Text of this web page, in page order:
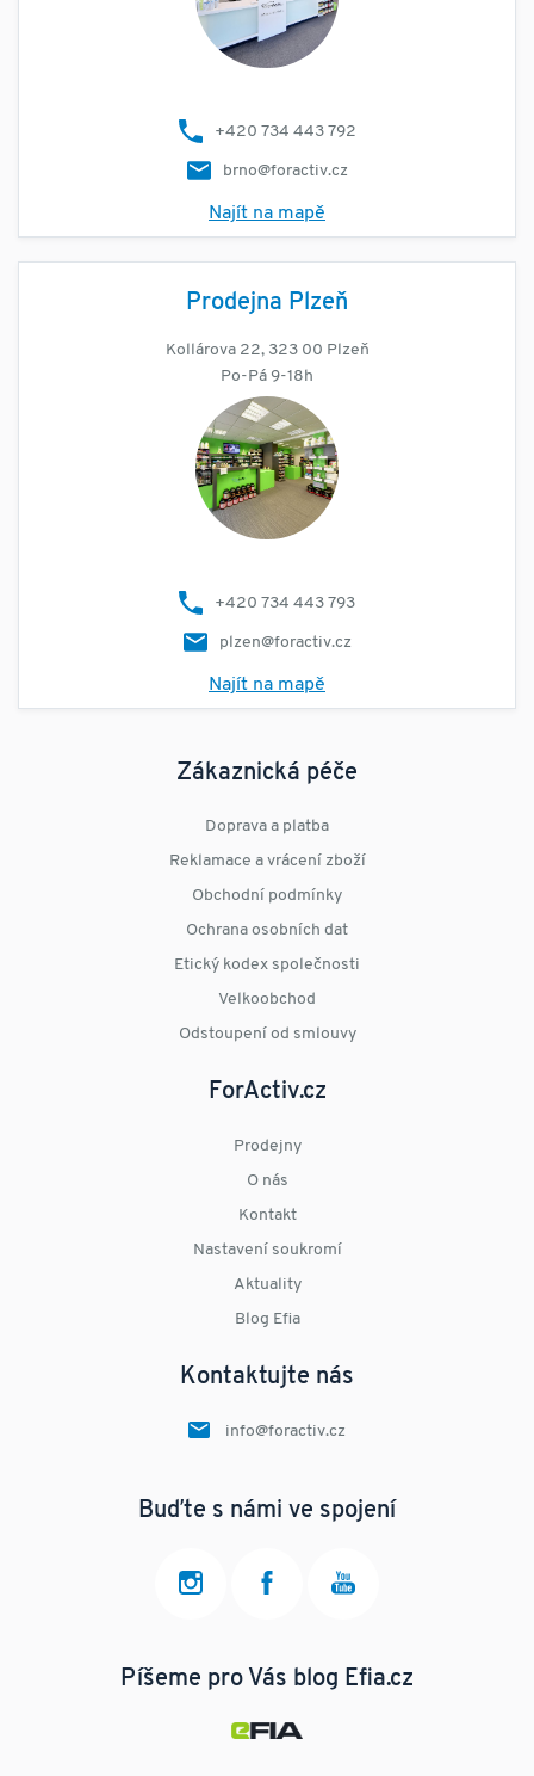
+420 734 443 792
brno@foractiv.cz
Najít na mapě
Prodejna Plzeň
Kollárova 22, 323 00 Plzeň
Po-Pá 9-18h
+420 734 443 793
plzen@foractiv.cz
Najít na mapě
Zákaznická péče
Doprava a platba
Reklamace a vrácení zboží
Obchodní podmínky
Ochrana osobních dat
Etický kodex společnosti
Velkoobchod
Odstoupení od smlouvy
ForActiv.cz
Prodejny
O nás
Kontakt
Nastavení soukromí
Aktuality
Blog Efia
Kontaktujte nás
info@foractiv.cz
Buďte s námi ve spojení
Píšeme pro Vás blog Efia.cz